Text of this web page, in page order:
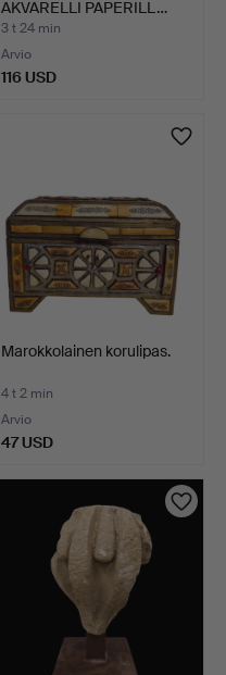
AKVARELLI PAPERILL…
3 t 24 min
Arvio
116 USD
Marokkolainen korulipas.
4 t 2 min
Arvio
47 USD